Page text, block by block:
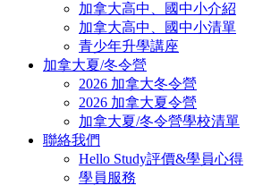
加拿大高中、國中小介紹
加拿大高中、國中小清單
青少年升學講座
加拿大夏/冬令營
2026 加拿大冬令營
2026 加拿大夏令營
加拿大夏/冬令營學校清單
聯絡我們
Hello Study評價&學員心得
學員服務